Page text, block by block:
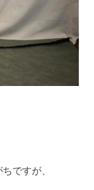
ですが、